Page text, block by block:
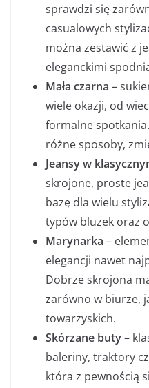
sprawdzi się
casualowych
można zestawić z
eleganckimi
Mała czarna –
wiele okazji, od
formalne
różne sposoby,
Jeansy w
skrojone, proste
bazę dla wielu
typów bluzek oraz
Marynarka –
elegancji nawet
Dobrze skrojona
zarówno w biurze,
towarzyskich.
Skórzane buty–
baleriny, traktory
która z pewnością